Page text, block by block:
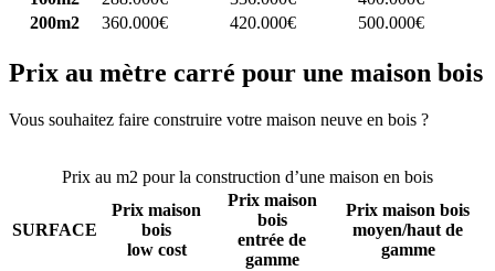
200m2
360.000€ 420.000€ 500.000€
Prix au mètre carré pour une maison bois
Vous souhaitez faire construire votre maison neuve en bois ?
Prix au m2 pour la construction d’une maison en bois
SURFACE
Prix maison
bois
low cost
Prix maison
bois
entrée de
gamme
Prix maison bois
moyen/haut de
gamme